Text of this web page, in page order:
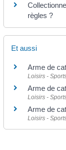
règles ?
Et aussi
Arme de
Loisirs -
Arme de
Loisirs -
Arme de
Loisirs -